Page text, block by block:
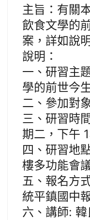
主旨：有關
飲食文學的
案，詳如說
說明：
一、研習主
學的前世今
二、參加對
三、研習時
期二，下午
四、研習地
樓多功能會
五、報名方
統平鎮國中
六、講師: